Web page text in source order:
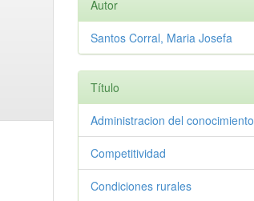
Autor
Santos Corral, Maria Josefa
Título
Administracion del conocimiento
Competitividad
Condiciones rurales